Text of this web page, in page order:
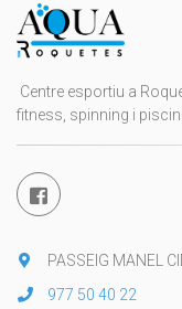
Centre esportiu a
fitness, spinning i
PASSEIG MANEL
977 50 40 22